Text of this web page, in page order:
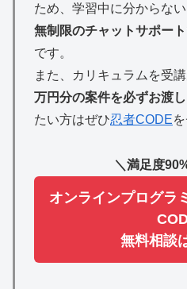
ため、学習中に分からない
無制限のチャットサポート
です。
また、カリキュラムを受
万円分の案件を必ずお渡
たい方はぜひ忍者CODE
＼満足度
オンラインプログラ
無料相談